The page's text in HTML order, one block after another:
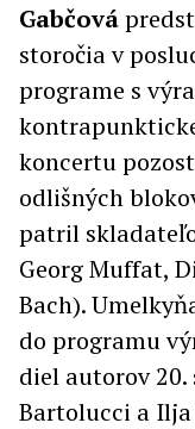
Gabčová
storočia v
programe s
koncertu
odlišných
patril
Georg Muffat,
Bach).
do programu
diel autorov
Bartolucci a Ilja